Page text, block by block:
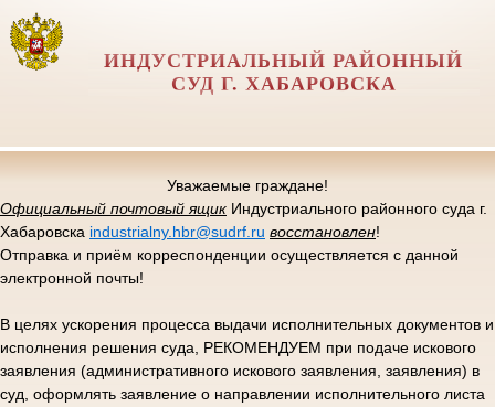
ИНДУСТРИАЛЬНЫЙ РАЙОННЫЙ
СУД Г. ХАБАРОВСКА
Уважаемые граждане!
Официальный почтовый ящик Индустриального районного суда г.
Хабаровска industrialny.hbr@sudrf.ru восстановлен!
Отправка и приём корреспонденции осуществляется с данной
электронной почты!
В целях ускорения процесса выдачи исполнительных документов и
исполнения решения суда, РЕКОМЕНДУЕМ при подаче искового
заявления (административного искового заявления, заявления) в
суд, оформлять заявление о направлении исполнительного листа